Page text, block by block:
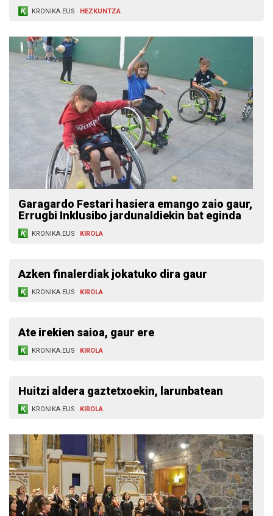
KRONIKA.EUS HEZKUNTZA
Garagardo Festari hasiera emango zaio gaur,
Errugbi Inklusibo jardunaldiekin bat eginda
KRONIKA.EUS KIROLA
Azken finalerdiak jokatuko dira gaur
KRONIKA.EUS KIROLA
Ate irekien saioa, gaur ere
KRONIKA.EUS KIROLA
Huitzi aldera gaztetxoekin, larunbatean
KRONIKA.EUS KIROLA